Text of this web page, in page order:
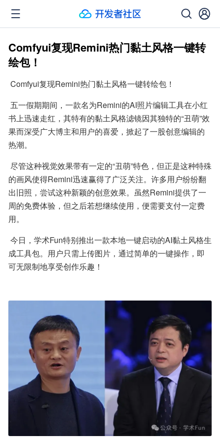
Comfyui复现Remini热门黏土风格一键转
绘包！
Comfyui复现Remini热门黏土风格一键转绘包！
书上迅速走红，其特有的黏土风格滤镜因其独特的“丑萌”效
果而深受广大博主和用户的喜爱，掀起了一股创意编辑的
热潮。
的画风使得Remini迅速赢得了广泛关注。许多用户纷纷翻
出旧照，尝试这种新颖的创意效果。虽然Remini提供了一
周的免费体验，但之后若想继续使用，便需要支付一定费
用。
成工具包。用户只需上传图片，通过简单的一键操作，即
可无限制地享受创作乐趣！